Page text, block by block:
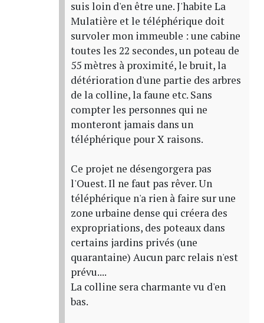
suis loin d'en être une. J'habite La
Mulatière et le téléphérique doit
survoler mon immeuble : une cabine
toutes les 22 secondes, un poteau de
55 mètres à proximité, le bruit, la
détérioration d'une partie des arbres
de la colline, la faune etc. Sans
compter les personnes qui ne
monteront jamais dans un
téléphérique pour X raisons.
Ce projet ne désengorgera pas
l'Ouest. Il ne faut pas rêver. Un
téléphérique n'a rien à faire sur une
zone urbaine dense qui créera des
expropriations, des poteaux dans
certains jardins privés (une
quarantaine) Aucun parc relais n'est
prévu....
La colline sera charmante vu d'en
bas.